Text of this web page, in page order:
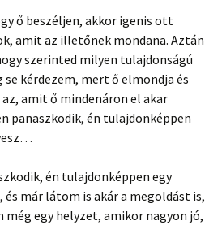
ő beszéljen, akkor igenis ott
amit az illetőnek mondana. Aztán
szerinted milyen tulajdonságú
se kérdezem, mert ő elmondja és
amit ő mindenáron el akar
panaszkodik, én tulajdonképpen
én tulajdonképpen egy
már látom is akár a megoldást is,
még egy helyzet, amikor nagyon jó,